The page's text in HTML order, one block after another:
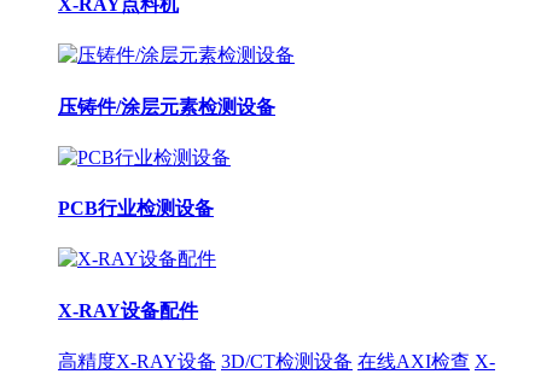
X-RAY点料机
压铸件/涂层元素检测设备
PCB行业检测设备
X-RAY设备配件
高精度X-RAY设备 3D/CT检测设备 在线AXI检查 X-